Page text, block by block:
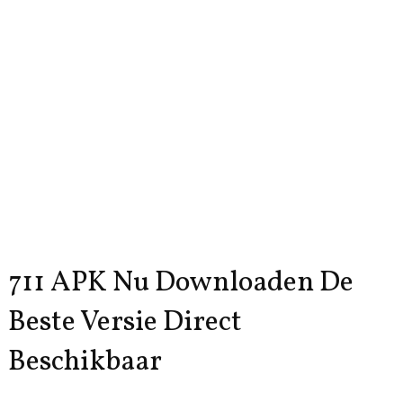
711 APK Nu Downloaden De
Beste Versie Direct
Beschikbaar